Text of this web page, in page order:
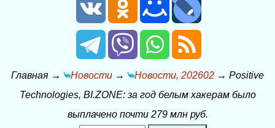
Главная → Новости → Новости, 202602 → Positive
Technologies, BI.ZONE: за год белым хакерам было
выплачено почти 279 млн руб.